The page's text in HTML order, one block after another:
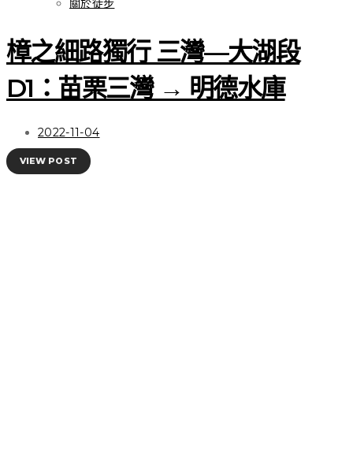
Salomon X Ultra 4 GTX
登山鞋，性能依舊優秀、
顏值大幅提升
關於徒步
樟之細路獨行 三灣—大湖段
D1：苗栗三灣 → 明德水庫
2022-11-04
VIEW POST